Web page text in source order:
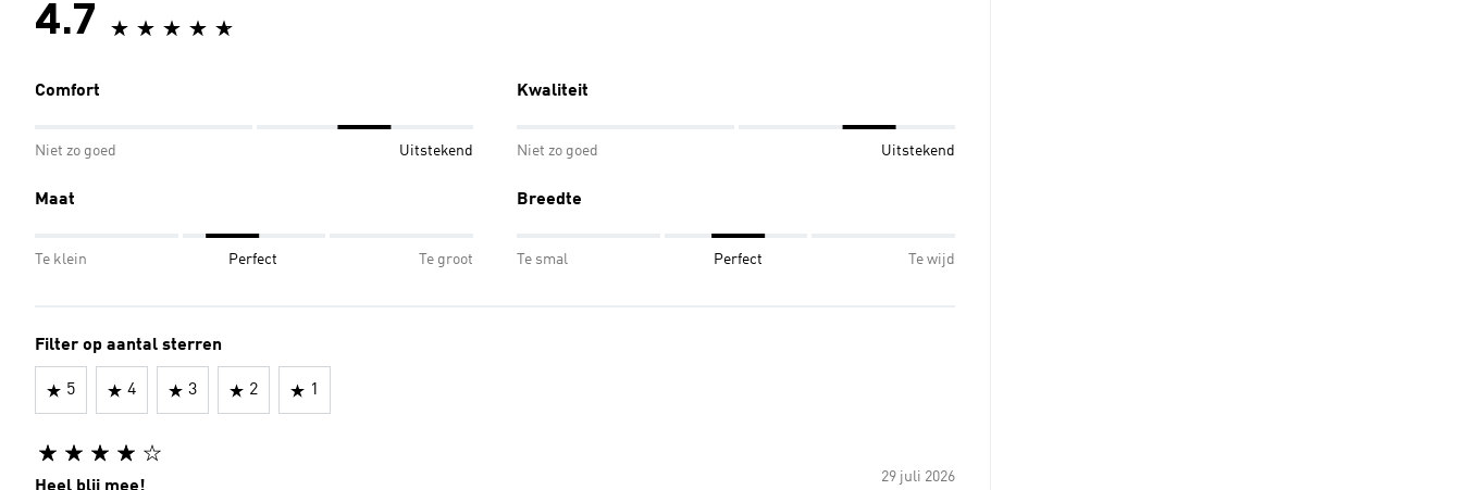
4.7
Comfort
Niet zo goed Uitstekend
Kwaliteit
Niet zo goed Uitstekend
Maat
Te klein Perfect Te groot
Breedte
Te smal Perfect Te wijd
Filter op aantal sterren
5 4 3 2 1
29 juli 2026